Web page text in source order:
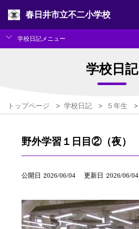
春日井市立不二小学校
学校日記メニュー
学校日記
トップページ > 学校日記 > ５年生 >
野外学習１日目②（夜）
公開日 2026/06/04 更新日 2026/06/04